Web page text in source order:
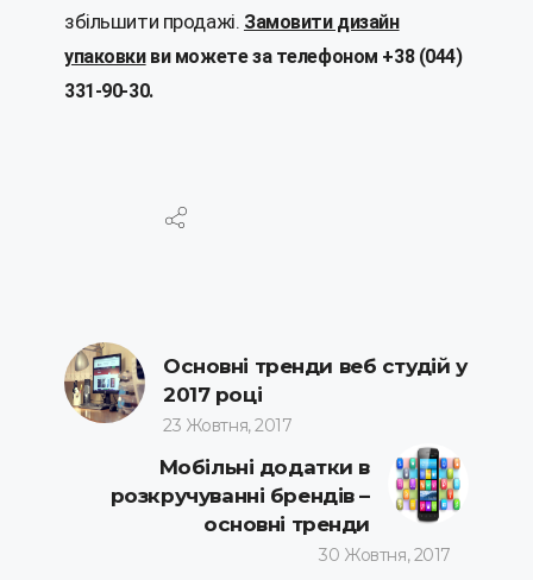
збільшити продажі. Замовити дизайн
упаковкиви можете за телефоном +38 (044)
331-90-30.
Основні тренди веб студій у
2017 році
23 Жовтня, 2017
Мобільні додатки в
розкручуванні брендів –
основні тренди
30 Жовтня, 2017